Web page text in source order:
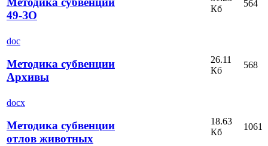
49-ЗО
Кб
564
doc
Методика субвенции
Архивы
26.11
Кб
568
docx
Методика субвенции
отлов животных
18.63
Кб
1061